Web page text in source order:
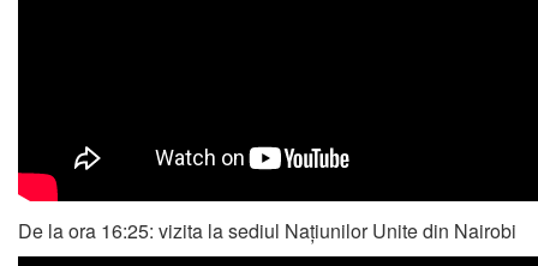
De la ora 16:25: vizita lasediul Națiunilor Unite din Nairobi